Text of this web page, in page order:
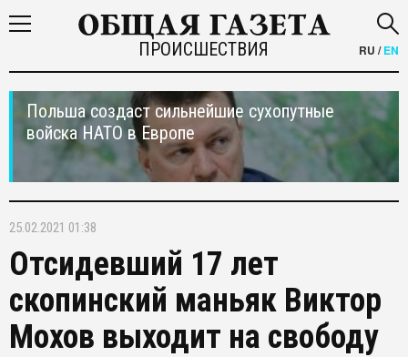
ПРОИСШЕСТВИЯ RU /EN
Польша создаст сильнейшие сухопутные
войска НАТО в Европе
25.02.2021 01:38
Отсидевший 17 лет
скопинский маньяк Виктор
Мохов выходит на свободу